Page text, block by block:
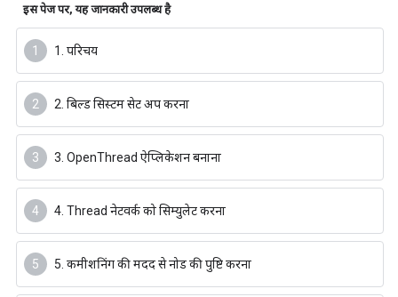
इस पेज पर, यह जानकारी उपलब्ध है
1. परिचय
2. बिल्ड सिस्टम सेट अप करना
3. OpenThread ऐप्लिकेशन बनाना
4. Thread नेटवर्क को सिम्युलेट करना
5. कमीशनिंग की मदद से नोड की पुष्टि करना